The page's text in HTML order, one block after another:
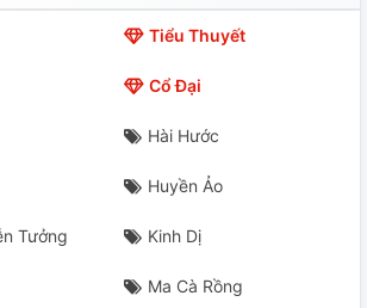
Tiểu Thuyết
Cổ Đại
Hài Hước
Huyền Ảo
Tưởng Kinh Dị
Ma Cà Rồng